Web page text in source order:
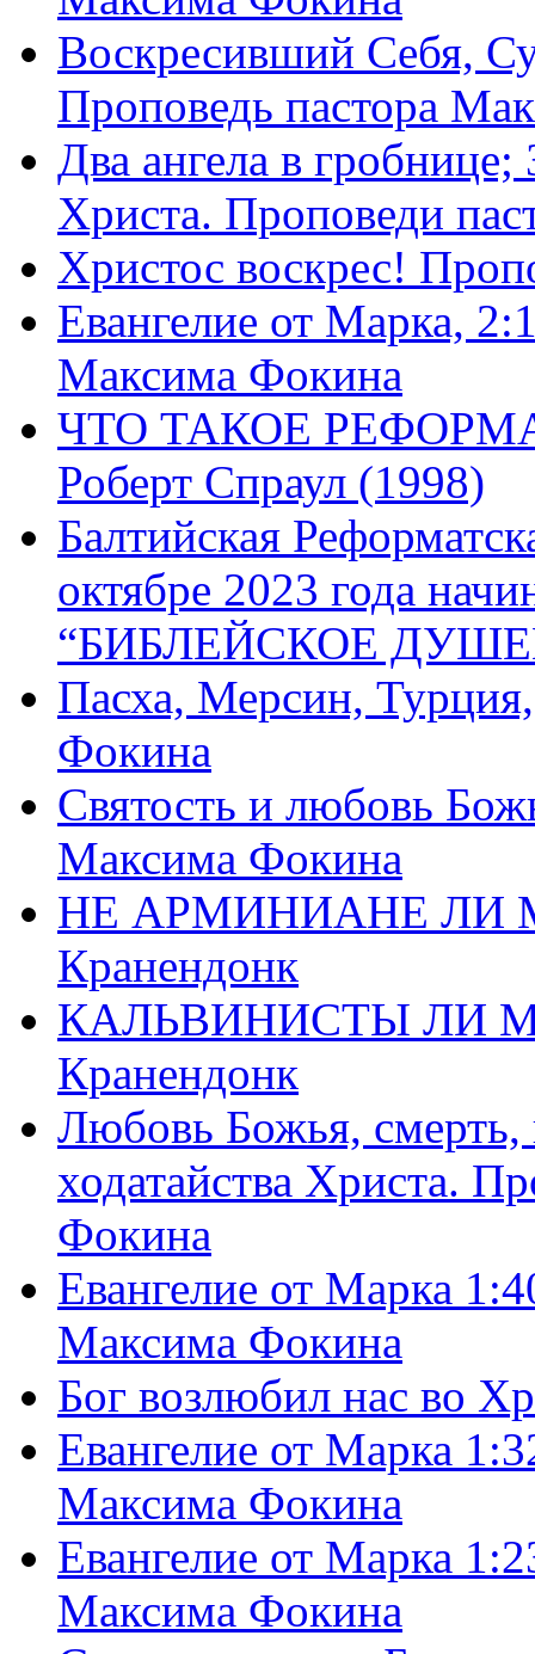
Воскресивший Себя,
Проповедь пастора
Два ангела в
Христа. Проповеди
Христос воскрес!
Евангелие от Марка,
Максима Фокина
ЧТО ТАКОЕ
Роберт Спраул (1998)
Балтийская
октябре 2023 года
“БИБЛЕЙСКОЕ
Пасха, Мерсин,
Фокина
Святость и любовь
Максима Фокина
НЕ АРМИНИАНЕ ЛИ
Кранендонк
КАЛЬВИНИСТЫ ЛИ
Кранендонк
Любовь Божья, смерть,
ходатайства Христа.
Фокина
Евангелие от Марка
Максима Фокина
Бог возлюбил нас во
Евангелие от Марка
Максима Фокина
Евангелие от Марка
Максима Фокина